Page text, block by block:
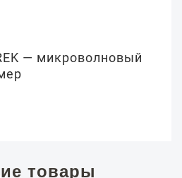
— микроволновый
товары